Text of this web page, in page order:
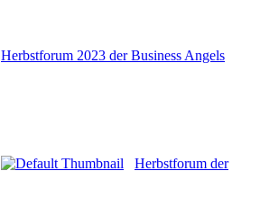
Herbstforum 2023 der Business Angels
Herbstforum der